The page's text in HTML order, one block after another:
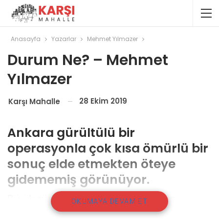
Anasayfa Yazarlar Mehmet Yılmazer
Durum Ne? – Mehmet
Yılmazer
Karşı Mahalle 28 Ekim 2019
Ankara gürültülü bir
operasyonla çok kısa ömürlü bir
sonuç elde etmekten öteye
gidememiş görünüyor.
Büyük gürültülerle başlayan operasyon
beklenenden erken bitti. Ancak yeni durumla
OKUMAYA DEVAM ET